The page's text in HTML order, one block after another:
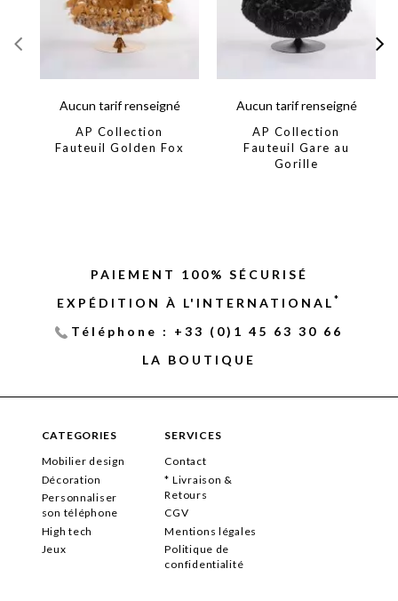
Aucun tarif renseigné
AP Collection
Fauteuil Golden Fox
Aucun tarif renseigné
AP Collection
Fauteuil Gare au
Gorille
PAIEMENT 100% SÉCURISÉ
EXPÉDITION À L'INTERNATIONAL *
Téléphone : +33 (0)1 45 63 30 66
LA BOUTIQUE
CATEGORIES
Mobilier design
Décoration
Personnaliser
son téléphone
High tech
Jeux
SERVICES
Contact
* Livraison &
Retours
CGV
Mentions légales
Politique de
confidentialité